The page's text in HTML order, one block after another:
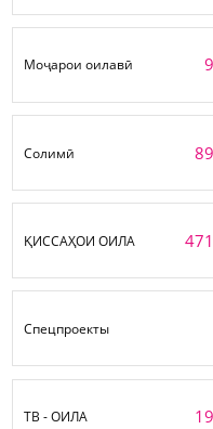
Моҷарои оилавӣ
Солимӣ
ҚИССАҲОИ ОИЛА
Спецпроекты
ТВ - ОИЛА